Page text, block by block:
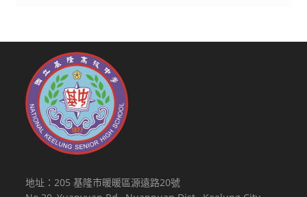
地址：205 基隆市暖暖區源遠路20號